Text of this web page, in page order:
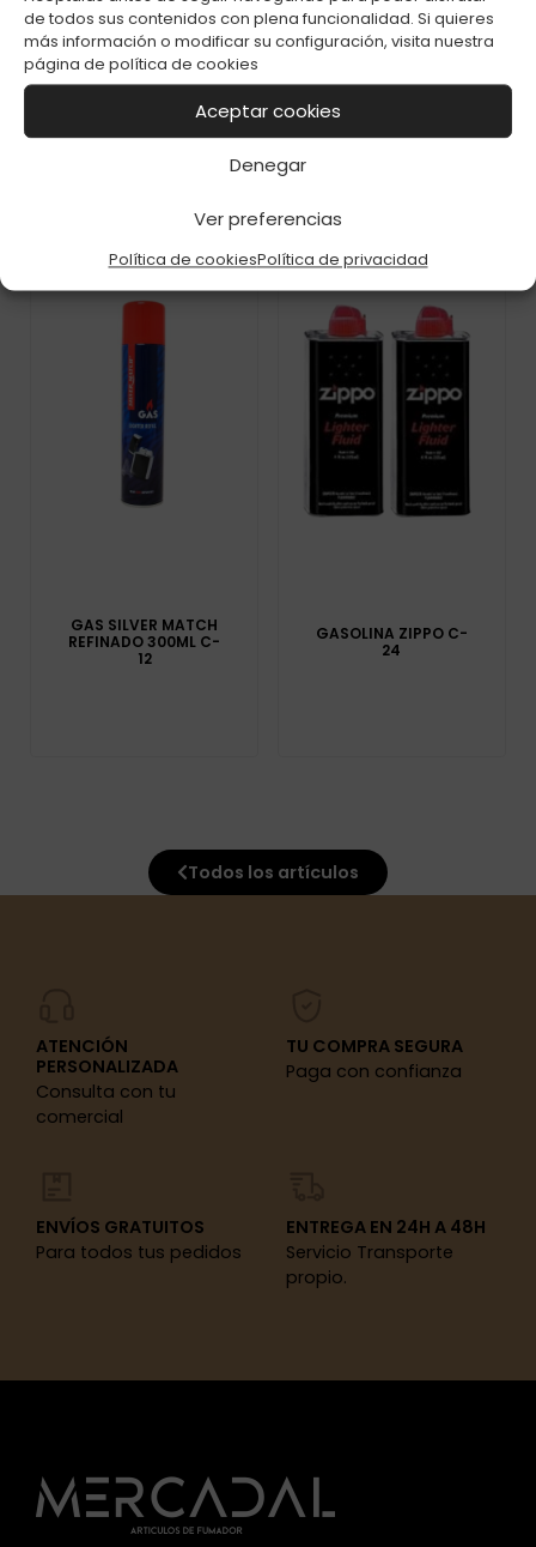
de todos sus contenidos con plena funcionalidad. Si quieres
más información o modificar su configuración, visita nuestra
página de política de cookies
Aceptar cookies
Denegar
Ver preferencias
Política de cookiesPolítica de privacidad
GAS SILVER MATCH
PURE 300ML C-12
GAS CLIPPER 100ML
GAS SILVER MATCH
REFINADO 300ML C-
12
GASOLINA ZIPPO C-
24
Todos los artículos
ATENCIÓN
PERSONALIZADA
Consulta con tu
comercial
TU COMPRA SEGURA
Paga con confianza
ENVÍOS GRATUITOS
Para todos tus pedidos
ENTREGA EN 24H A 48H
Servicio Transporte
propio.